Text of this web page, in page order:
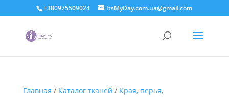
+380975509024 ItsMyDay.com.ua@gmail.com
Главная / Каталог тканей / Края, перья,